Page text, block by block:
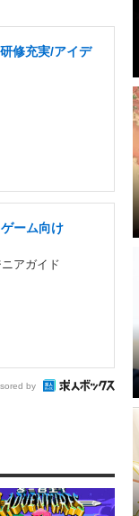
修充実/アイデ
ーム向け
アガイド
by